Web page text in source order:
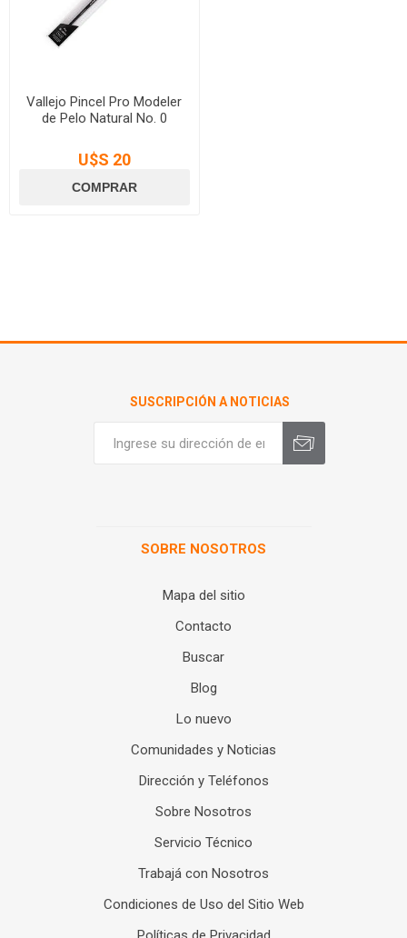
Vallejo Pincel Pro Modeler
de Pelo Natural No. 0
U$S 20
SUSCRIPCIÓN A NOTICIAS
SOBRE NOSOTROS
Mapa del sitio
Contacto
Buscar
Blog
Lo nuevo
Comunidades y Noticias
Dirección y Teléfonos
Sobre Nosotros
Servicio Técnico
Trabajá con Nosotros
Condiciones de Uso del Sitio Web